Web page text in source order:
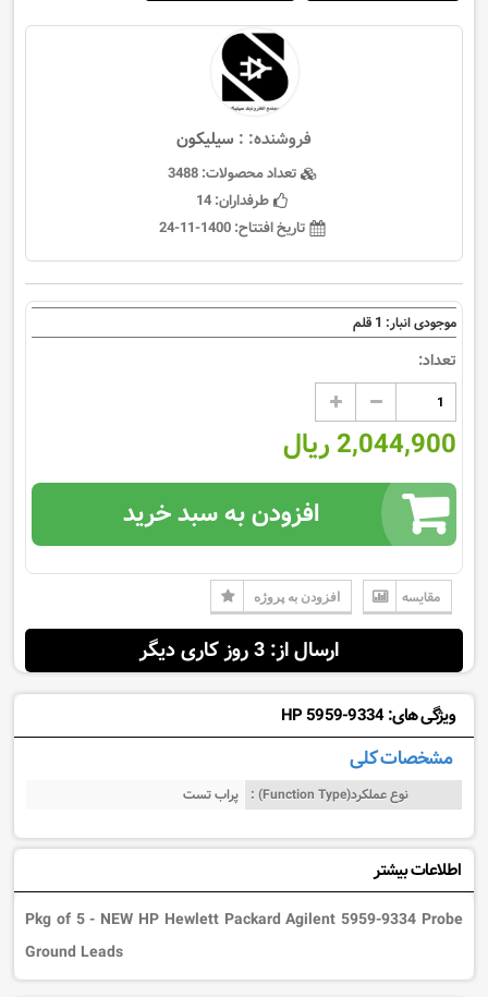
فروشنده: : سيليكون
تعداد محصولات:3488
طرفداران:14
تاریخ افتتاح:1400-11-24
موجودی انبار: 1 قلم
تعداد:
2,044,900 ریال
افزودن به سبد خرید
مقایسه افزودن به پروژه
ارسال از: 3 روز کاری دیگر
ویژگی های: HP 5959-9334
مشخصات کلی
نوع عملکرد(Function Type) : پراب تست
اطلاعات بیشتر
Pkg of 5 - NEW HP Hewlett Packard Agilent 5959-9334 Probe
Ground Leads